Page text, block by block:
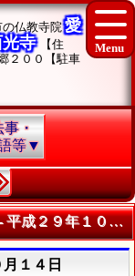
の仏教寺院 愛
寺
【住
２００【駐車
事・
等▼
・鐘楼堂・駐車場整備写真
１４日